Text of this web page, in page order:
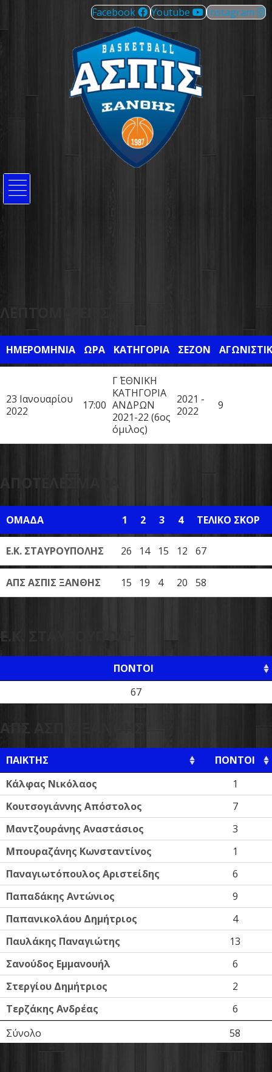
Facebook Youtube Instagram
ΛΕΠΤΟΜΈΡΕΙΕΣ
ΗΜΕΡΟΜΗΝΊΑ ΏΡΑ ΚΑΤΗΓΟΡΊΑ ΣΕΖΌΝ
23 Ιανουαρίου
2022
17:00
Γ΄ ΕΘΝΙΚΗ
ΚΑΤΗΓΟΡΙΑ
ΑΝΔΡΩΝ
2021-22 (6ος
όμιλος)
2021 -
2022
9
ΑΠΟΤΕΛΈΣΜΑΤΑ
ΟΜΆΔΑ 1 2 3 4 ΤΕΛΙΚΌ ΣΚΟΡ
Ε.Κ. ΣΤΑΥΡΟΥΠΟΛΗΣ 26 14 15 12 67
ΑΠΣ ΑΣΠΙΣ ΞΑΝΘΗΣ 15 19 4 20 58
Ε.Κ. ΣΤΑΥΡΟΥΠΟΛΗΣ
ΠΌΝΤΟΙ
67
ΑΠΣ ΑΣΠΙΣ ΞΑΝΘΗΣ
ΠΑΊΚΤΗΣ
ΠΌΝΤΟΙ
Κάλφας Νικόλαος
1
Κουτσογιάννης Απόστολος
7
Μαντζουράνης Αναστάσιος
3
Μπουραζάνης Κωνσταντίνος
1
Παναγιωτόπουλος Αριστείδης
6
Παπαδάκης Αντώνιος
9
Παπανικολάου Δημήτριος
4
Παυλάκης Παναγιώτης
13
Σανούδος Εμμανουήλ
6
Στεργίου Δημήτριος
2
Τερζάκης Ανδρέας
6
Σύνολο
58